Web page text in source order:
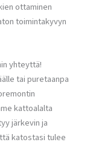
ottaminen
toimintakyvyn
yhteyttä!
tai puretaanpa
kattoalalta
järkevin ja
katostasi tulee